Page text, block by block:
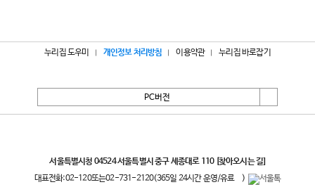
누리집 도우미 개인정보 처리방침 이용약관 누리집 바로잡기
PC버전
서울특별시청 04524 서울특별시 중구 세종대로 110 [찾아오시는 길]
대표전화:02-120또는02-731-2120(365일 24시간 운영/유료 )